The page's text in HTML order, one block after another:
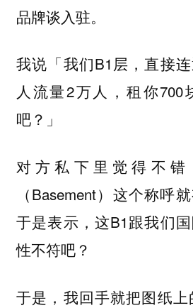
品牌谈入驻。
我说「我们B1层，直接
人流量2万人，租你700
吧？」
对方私下里觉得不错
（Basement）这个称呼
于是表示，这B1跟我们
性不符吧？
于是，我回手就把图纸上